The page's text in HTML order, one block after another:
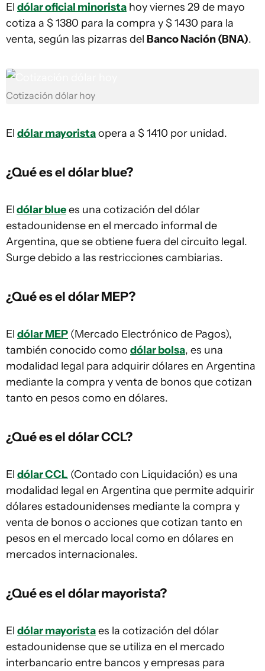
El dólar oficial minorista hoy viernes 29 de mayo
cotiza a $ 1380 para la compra y $ 1430 para la
venta, según las pizarras del Banco Nación (BNA).
Cotización dólar hoy
El dólar mayoristaopera a $ 1410 por unidad.
¿Qué es el dólar blue?
Eldólar bluees una cotización del dólar
estadounidense en el mercado informal de
Argentina, que se obtiene fuera del circuito legal.
Surge debido a las restricciones cambiarias.
¿Qué es el dólar MEP?
El dólar MEP (Mercado Electrónico de Pagos),
también conocido como dólar bolsa, es una
modalidad legal para adquirir dólares en Argentina
mediante la compra y venta de bonos que cotizan
tanto en pesos como en dólares.
¿Qué es el dólar CCL?
El dólar CCL (Contado con Liquidación) es una
modalidad legal en Argentina que permite adquirir
dólares estadounidenses mediante la compra y
venta de bonos o acciones que cotizan tanto en
pesos en el mercado local como en dólares en
mercados internacionales.
¿Qué es el dólar mayorista?
El dólar mayoristaes la cotización del dólar
estadounidense que se utiliza en el mercado
interbancario entre bancos y empresas para